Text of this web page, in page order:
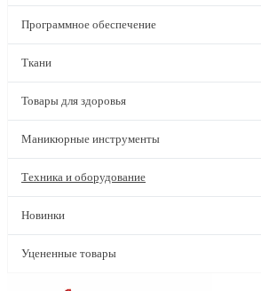
Программное обеспечение
Ткани
Товары для здоровья
Маникюрные инструменты
Техника и оборудование
Новинки
Уцененные товары